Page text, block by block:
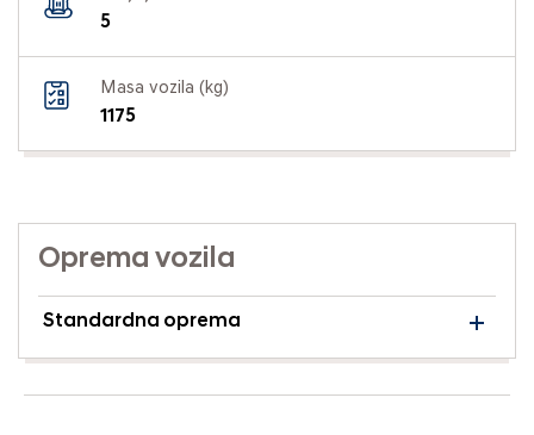
5
Masa vozila (kg)
1175
Oprema vozila
Standardna oprema